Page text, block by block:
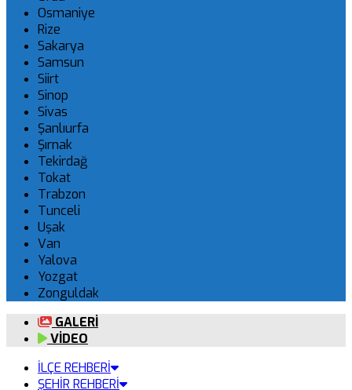
Osmaniye
Rize
Sakarya
Samsun
Siirt
Sinop
Sivas
Şanlıurfa
Şırnak
Tekirdağ
Tokat
Trabzon
Tunceli
Uşak
Van
Yalova
Yozgat
Zonguldak
GALERİ
VİDEO
İLÇE REHBERİ
ŞEHİR REHBERİ